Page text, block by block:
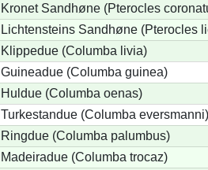
Kronet Sandhøne (Pterocles
Lichtensteins Sandhøne (Pterocles
Klippedue (Columba livia)
Guineadue (Columba guinea)
Huldue (Columba oenas)
Turkestandue (Columba eversmanni)
Ringdue (Columba palumbus)
Madeiradue (Columba trocaz)